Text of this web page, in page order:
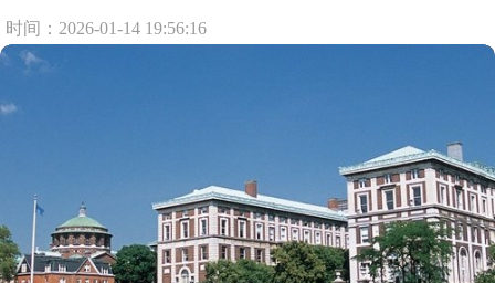
时间：2026-01-14 19:56:16